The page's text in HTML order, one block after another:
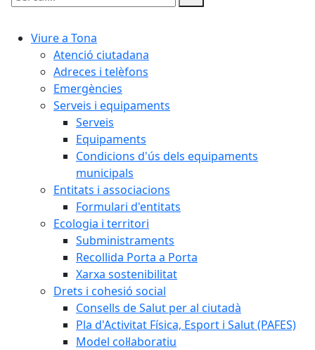
Cercar:
Viure a Tona
Atenció ciutadana
Adreces i telèfons
Emergències
Serveis i equipaments
Serveis
Equipaments
Condicions d'ús dels equipaments
municipals
Entitats i associacions
Formulari d'entitats
Ecologia i territori
Subministraments
Recollida Porta a Porta
Xarxa sostenibilitat
Drets i cohesió social
Consells de Salut per al ciutadà
Pla d'Activitat Física, Esport i Salut (PAFES)
Model col·laboratiu